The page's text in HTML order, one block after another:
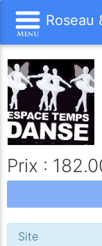
Roseau
Prix :
Site